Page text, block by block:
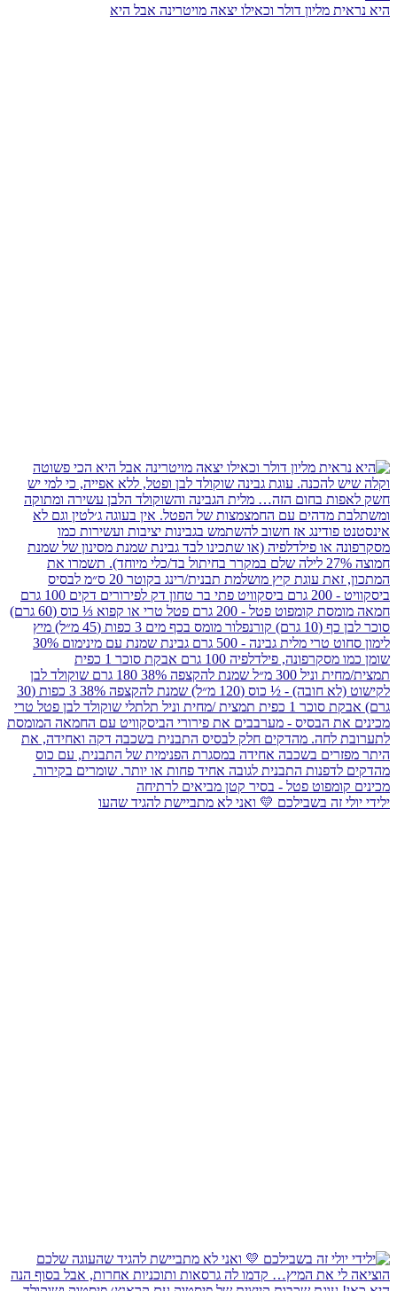
היא נראית מליון דולר וכאילו יצאה מויטרינה אבל היא
ילידי יולי זה בשבילכם 💛 ואני לא מתביישת להגיד שהעו